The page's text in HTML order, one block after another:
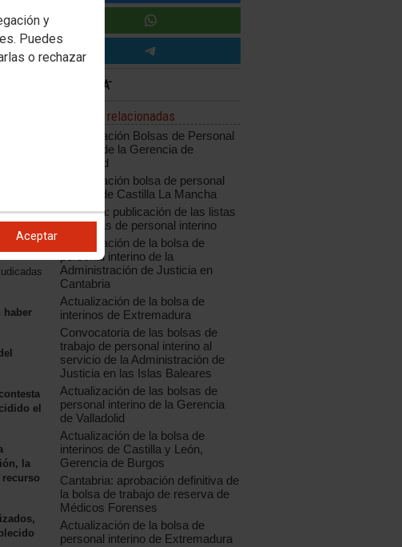
y
Puedes
o rechazar
Aceptar
haber
el
la
Noticias relacionadas
Actualización Bolsas de Personal
Interino de la Gerencia de
Valladolid
Actualización bolsa de personal
interino de Castilla La Mancha
Cataluña: publicación de las listas
definitivas de personal interino
Actualización de la bolsa de
personal interino de la
Administración de Justicia en
Cantabria
Actualización de la bolsa de
interinos de Extremadura
Convocatoria de las bolsas de
trabajo de personal interino al
servicio de la Administración de
Justicia en las Islas Baleares
Actualización de las bolsas de
personal interino de la Gerencia
de Valladolid
Actualización de la bolsa de
interinos de Castilla y León,
Gerencia de Burgos
Cantabria: aprobación definitiva de
la bolsa de trabajo de reserva de
Médicos Forenses
Actualización de la bolsa de
personal interino de Extremadura